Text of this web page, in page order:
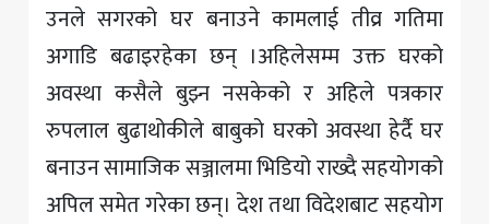
उनले सगरको घर बनाउने कामलाई तीव्र गतिमा
अगाडि बढाइरहेका छन् ।अहिलेसम्म उक्त घरको
अवस्था कसैले बुझ्न नसकेको र अहिले पत्रकार
रुपलाल बुढाथोकीले बाबुको घरको अवस्था हेर्दै घर
बनाउन सामाजिक सञ्जालमा भिडियो राख्दै सहयोगको
अपिल समेत गरेका छन्। देश तथा विदेशबाट सहयोग